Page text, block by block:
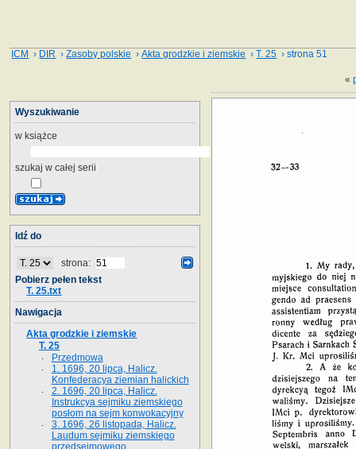
ICM › DIR ›Zasoby polskie ›Akta grodzkie i ziemskie ›T. 25 › strona 51
«
Wyszukiwanie
w książce
szukaj w całej serii
Idź do
strona:
Pobierz pełen tekst
T. 25.txt
Nawigacja
Akta grodzkie i ziemskie
T. 25
Przedmowa
1. 1696, 20 lipca, Halicz.
Konfederacya ziemian halickich
2. 1696, 20 lipca, Halicz.
Instrukcya sejmiku ziemskiego
posłom na sejm konwokacyjny
3. 1696, 26 listopada, Halicz.
Laudum sejmiku ziemskiego
przedsejmowego